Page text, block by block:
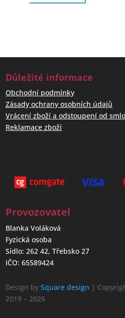
Důležité informace
Obchodní podmínky
Zásady ochrany osobních údajů
Vrácení zboží a odstoupení od
Reklamace zboží
Provozovatel
Blanka Voláková
Fyzická osoba
Sídlo: 262 42, Třebsko 27
IČO: 65589424
Design bySquare design |
2019 – 2026